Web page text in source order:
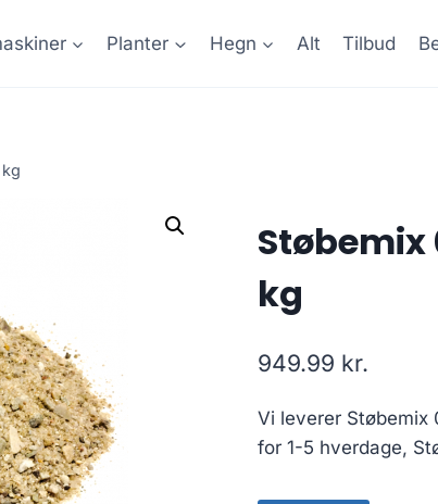
Planter Hegn Alt Tilbud
Støbemix
kg
949.99 kr.
Vi leverer Støbemix
for 1-5 hverdage,